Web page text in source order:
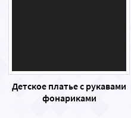
Детское платье с рукавами
фонариками